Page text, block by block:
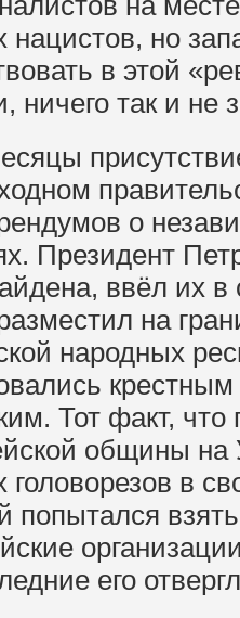
нацистов, но
в этой
ничего так и не
о
Президент
ввёл их в
на
народных
Тот факт,
общины
головорезов в
попытался
его